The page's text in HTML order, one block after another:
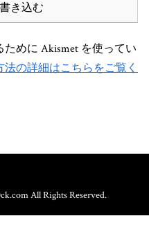
き込む
めに Akismet を使ってい
の詳細はこちらをご覧く
All Rights Reserved.